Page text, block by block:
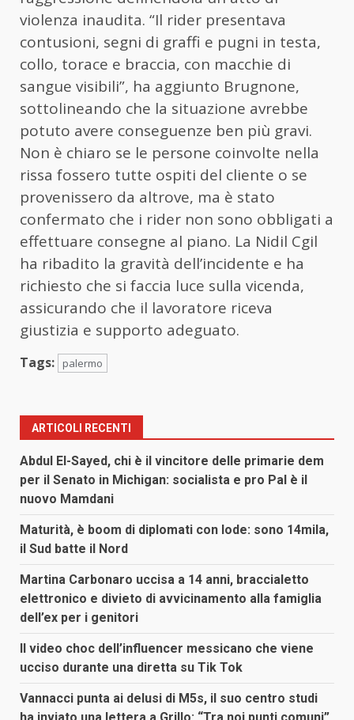
violenza inaudita. “Il rider presentava
contusioni, segni di graffi e pugni in testa,
collo, torace e braccia, con macchie di
sangue visibili”, ha aggiunto Brugnone,
sottolineando che la situazione avrebbe
potuto avere conseguenze ben più gravi.
Non è chiaro se le persone coinvolte nella
rissa fossero tutte ospiti del cliente o se
provenissero da altrove, ma è stato
confermato che i rider non sono obbligati a
effettuare consegne al piano. La Nidil Cgil
ha ribadito la gravità dell’incidente e ha
richiesto che si faccia luce sulla vicenda,
assicurando che il lavoratore riceva
giustizia e supporto adeguato.
Tags: palermo
ARTICOLI RECENTI
Abdul El-Sayed, chi è il vincitore delle primarie dem
per il Senato in Michigan: socialista e pro Pal è il
nuovo Mamdani
Maturità, è boom di diplomati con lode: sono 14mila,
il Sud batte il Nord
Martina Carbonaro uccisa a 14 anni, braccialetto
elettronico e divieto di avvicinamento alla famiglia
dell’ex per i genitori
Il video choc dell’influencer messicano che viene
ucciso durante una diretta su Tik Tok
Vannacci punta ai delusi di M5s, il suo centro studi